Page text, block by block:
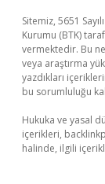
Sitemiz, 5651
Kurumu (BTK)
vermektedir. Bu
veya araştırma
yazdıkları
bu sorumluluğu
Hukuka ve yasal
içerikleri,
halinde, ilgili